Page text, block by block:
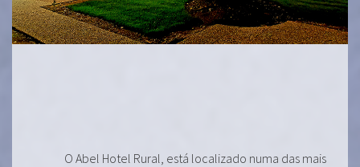
O Abel Hotel Rural, está localizado numa das mais